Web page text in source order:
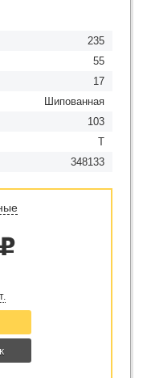
235
55
17
Шипованная
103
T
348133